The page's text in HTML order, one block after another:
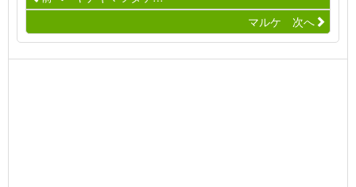
マルケ 次へ